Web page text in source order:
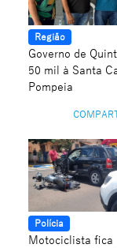
Região
Governo de
50 mil à Santa
Pompeia
Polícia
Motociclista fica